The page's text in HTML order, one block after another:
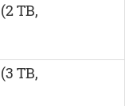
TB,
TB,